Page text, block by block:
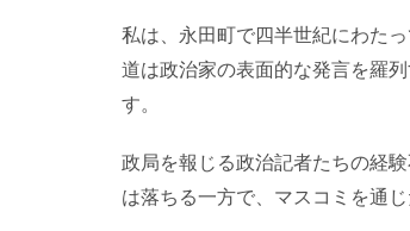
私は、永田町で四半世紀にわた
道は政治家の表面的な発言を羅
す。
政局を報じる政治記者たちの経
は落ちる一方で、マスコミを通